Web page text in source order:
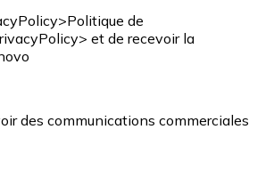
de
et de recevoir la
des communications commerciales